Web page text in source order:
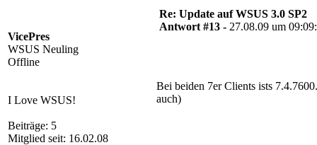
VicePres
WSUS Neuling
Offline
I Love WSUS!
Beiträge: 5
Mitglied seit: 16.02.08
Re: Update auf WSUS 3.0 SP2
Antwort #13 - 27.08.09 um
Bei beiden 7er Clients ists
auch)